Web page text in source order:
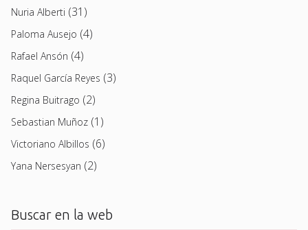
Nuria Alberti (31)
Paloma Ausejo (4)
Rafael Ansón (4)
Raquel García Reyes (3)
Regina Buitrago (2)
Sebastian Muñoz (1)
Victoriano Albillos (6)
Yana Nersesyan (2)
Buscar en la web